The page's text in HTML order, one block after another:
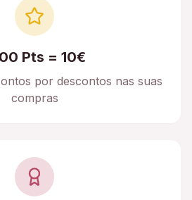
Pts = 10€
por descontos nas suas
compras